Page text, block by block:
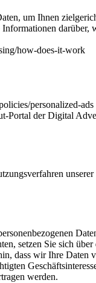
um Ihnen
how-does-it-work
personalized-ads
Portal der Digital
setzen Sie sich
dass wir Ihre
werden.